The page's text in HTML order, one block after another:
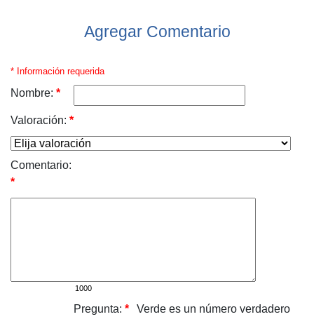
Agregar Comentario
* Información requerida
Nombre: *
Valoración: *
Comentario:
*
Pregunta: *
Verde es un número verdadero